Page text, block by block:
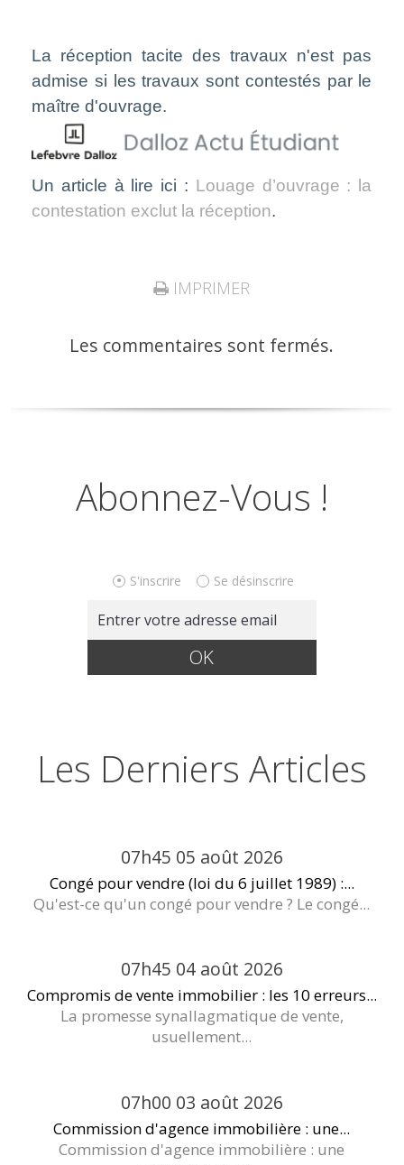
La réception tacite des travaux n'est pas
admise si les travaux sont contestés par le
maître d'ouvrage.
Un article à lire ici : Louage d’ouvrage : la
contestation exclut la réception.
IMPRIMER
Les commentaires sont fermés.
Abonnez-Vous !
S'inscrire Se désinscrire
Les Derniers Articles
07h45 05 août 2026
Congé pour vendre (loi du 6 juillet 1989) :...
Qu'est-ce qu'un congé pour vendre ? Le congé...
07h45 04 août 2026
Compromis de vente immobilier : les 10 erreurs...
La promesse synallagmatique de vente,
usuellement...
07h00 03 août 2026
Commission d'agence immobilière : une...
Commission d'agence immobilière : une